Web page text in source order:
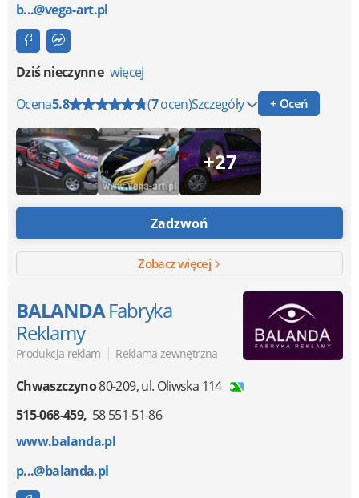
b...@vega-art.pl
Dziś nieczynne więcej
Ocena5.8 (7ocen)Szczegóły + Oceń
+27
Zadzwoń
Zobacz więcej
BALANDAFabryka
Reklamy
Produkcja reklam | Reklama zewnętrzna
Chwaszczyno80-209,ul. Oliwska 114
515-068-459 58 551-51-86
www.balanda.pl
p...@balanda.pl